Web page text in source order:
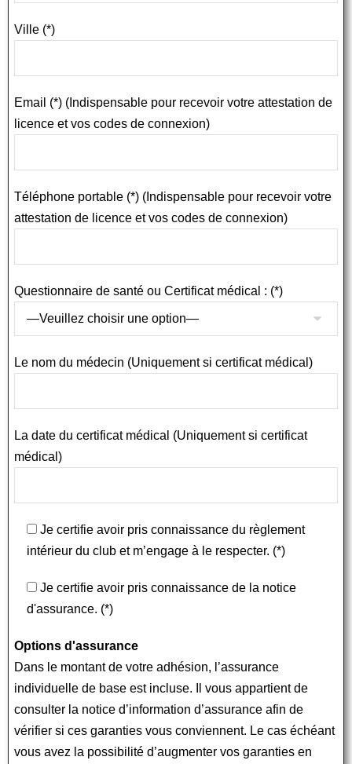
Ville (*)
Email (*) (Indispensable pour recevoir votre attestation de
licence et vos codes de connexion)
Téléphone portable (*) (Indispensable pour recevoir votre
attestation de licence et vos codes de connexion)
Questionnaire de santé ou Certificat médical : (*)
Le nom du médecin (Uniquement si certificat médical)
La date du certificat médical (Uniquement si certificat
médical)
Je certifie avoir pris connaissance du règlement
intérieur du club et m’engage à le respecter. (*)
Je certifie avoir pris connaissance de la notice
d'assurance. (*)
Options d'assurance
Dans le montant de votre adhésion, l’assurance
individuelle de base est incluse. Il vous appartient de
consulter la notice d’information d’assurance afin de
vérifier si ces garanties vous conviennent. Le cas échéant
vous avez la possibilité d’augmenter vos garanties en